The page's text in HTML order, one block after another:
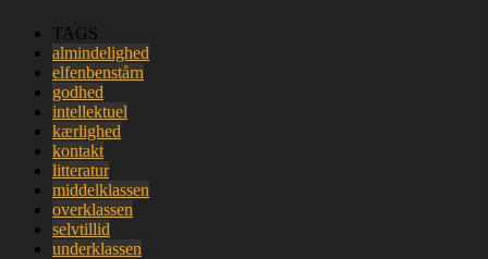
TAGS
almindelighed
elfenbenstårn
godhed
intellektuel
kærlighed
kontakt
litteratur
middelklassen
overklassen
selvtillid
underklassen